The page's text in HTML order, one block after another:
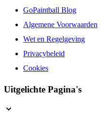
GoPaintball Blog
Algemene Voorwaarden
Wet en Regelgeving
Privacybeleid
Cookies
Uitgelichte Pagina's